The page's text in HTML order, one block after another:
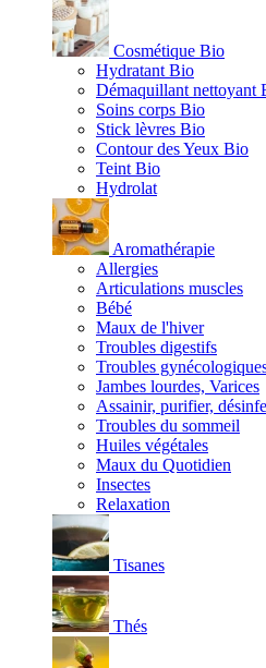
Cosmétique Bio
Hydratant Bio
Démaquillant nettoyant
Soins corps Bio
Stick lèvres Bio
Contour des Yeux Bio
Teint Bio
Hydrolat
Aromathérapie
Allergies
Articulations muscles
Bébé
Maux de l'hiver
Troubles digestifs
Troubles
Jambes lourdes, Varices
Assainir, purifier,
Troubles du sommeil
Huiles végétales
Maux du Quotidien
Insectes
Relaxation
Tisanes
Thés